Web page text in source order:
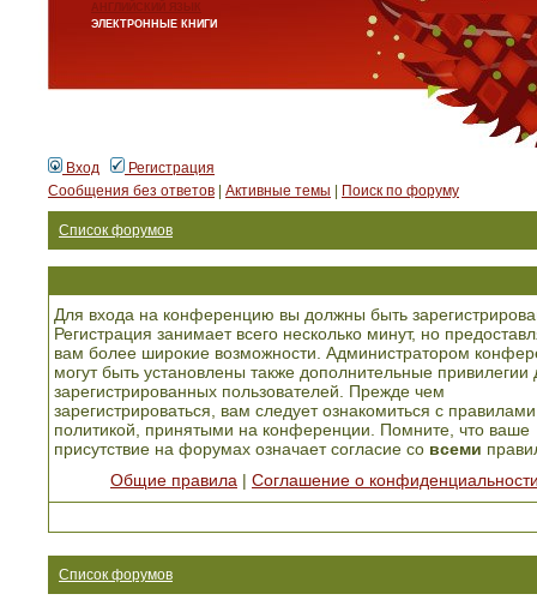
АНГЛИЙСКИЙ ЯЗЫК
ЭЛЕКТРОННЫЕ КНИГИ
Вход
Регистрация
Сообщения без ответов
Активные темы Поиск по форуму
Список форумов
Для входа на конференцию вы должны быть
Регистрация занимает всего несколько минут, но
вам более широкие возможности. Администратором
могут быть установлены также дополнительные привилегии
зарегистрированных пользователей. Прежде чем
зарегистрироваться, вам следует ознакомиться с
политикой, принятыми на конференции. Помните, что ваше
присутствие на форумах означает согласие со всеми
Общие правила
Соглашение о
Список форумов